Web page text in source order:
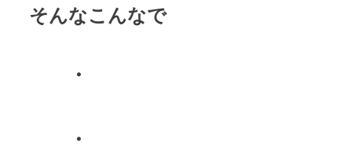
そんなこんなで
・
・